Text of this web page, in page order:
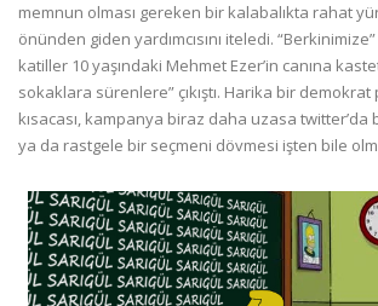
memnun olması gereken bir kalabalıkta rahat
önünden giden yardımcısını iteledi.
katiller 10 yaşındaki Mehmet Ezer’in canına
sokaklara sürenlere” çıkıştı. Harika bir
kısacası, kampanya biraz daha uzasa twitter’da
ya da rastgele bir seçmeni dövmesi işten bile